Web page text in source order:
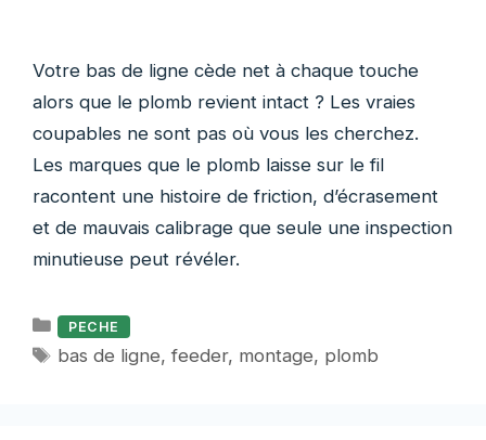
Votre bas de ligne cède net à chaque touche
alors que le plomb revient intact ? Les vraies
coupables ne sont pas où vous les cherchez.
Les marques que le plomb laisse sur le fil
racontent une histoire de friction, d’écrasement
et de mauvais calibrage que seule une inspection
minutieuse peut révéler.
Catégories
PECHE
Étiquettes
bas de ligne,feeder, montage, plomb